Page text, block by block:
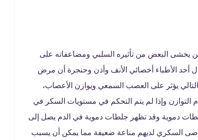
يخشى البعض من تأثيره السلبي ومضاعفاته على
أحد الأطباء أخصائي الأنف وأذن وحنجرة أن مرض
يؤثر على العصب السمعي ويوازن الأعصاب،
وإذا لم يتم التحكم في مستويات السكر في
دموية وقد تظهر جلطات دموية في الدم يصل إلى
السكري لديهم مناعة ضعيفة مما يمكن أن يسبب